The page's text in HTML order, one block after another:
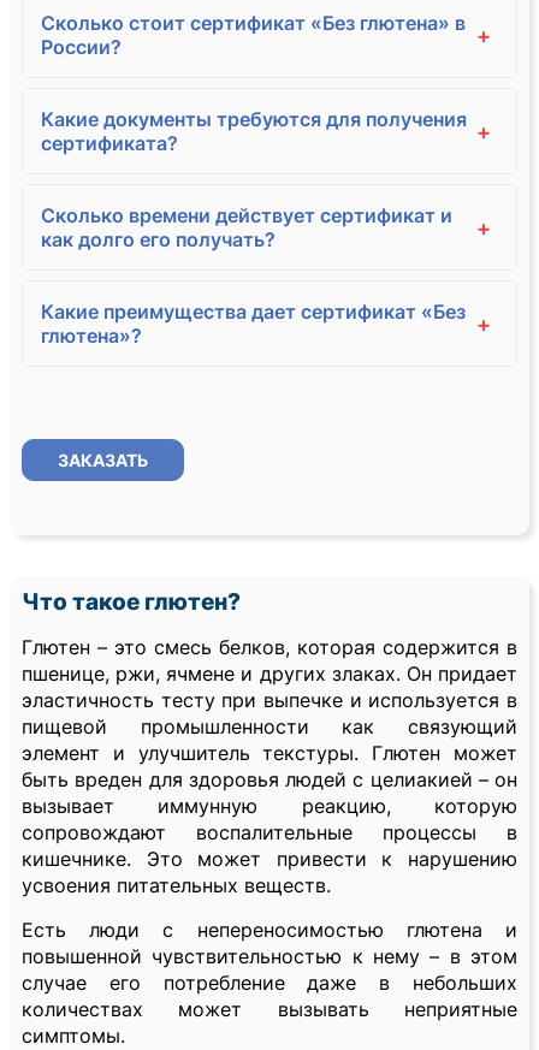
Сколько стоит сертификат «Без глютена» в
России?
+
Какие документы требуются для получения
сертификата?
+
Сколько времени действует сертификат и
как долго его получать?
+
Какие преимущества дает сертификат «Без
глютена»?
+
ЗАКАЗАТЬ
Что такое глютен?
Глютен – это смесь белков, которая содержится в
пшенице, ржи, ячмене и других злаках. Он придает
эластичность тесту при выпечке и используется в
пищевой промышленности как связующий
элемент и улучшитель текстуры. Глютен может
быть вреден для здоровья людей с целиакией – он
вызывает иммунную реакцию, которую
сопровождают воспалительные процессы в
кишечнике. Это может привести к нарушению
усвоения питательных веществ.
Есть люди с непереносимостью глютена и
повышенной чувствительностью к нему – в этом
случае его потребление даже в небольших
количествах может вызывать неприятные
симптомы.